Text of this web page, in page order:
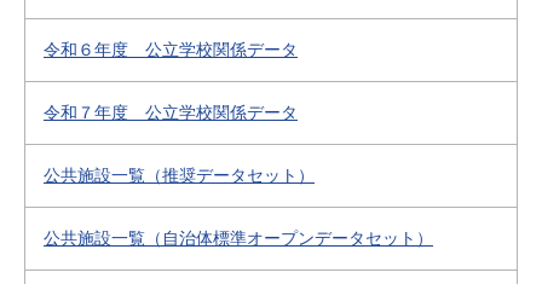
令和６年度 公立学校関係データ
令和７年度 公立学校関係データ
公共施設一覧（推奨データセット）
公共施設一覧（自治体標準オープンデータセット）